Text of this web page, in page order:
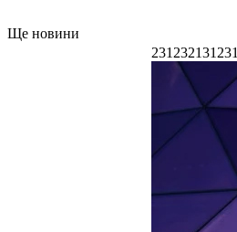
Ще новини
231232131231